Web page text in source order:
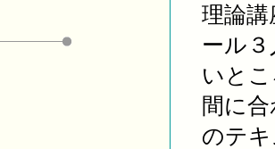
理論
ール
いと
間に
のテ